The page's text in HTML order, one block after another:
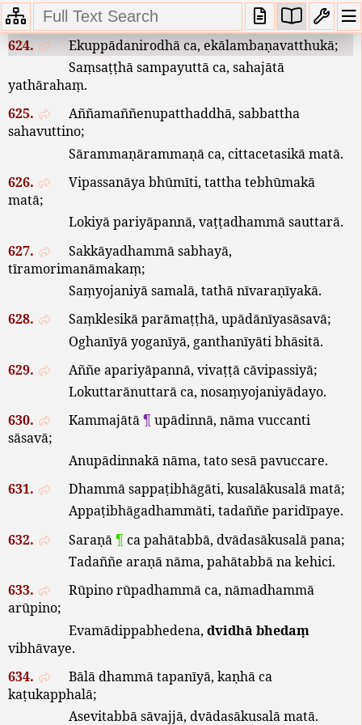
Ārammaṇāeva nālambanti hi kiñcipi
.
624.
Ekuppādanirodhāca, ekālambaṇavatthukā;
Saṃsaṭṭhāsampayuttāca, sahajātā
yathārahaṃ.
625.
Aññamaññenupatthaddhā, sabbattha
sahavuttino;
Sārammaṇārammaṇāca, cittacetasikāmatā.
626.
Vipassanāyabhūmīti, tatthatebhūmakā
matā;
Lokiyāpariyāpannā, vaṭṭadhammāsauttarā.
627.
Sakkāyadhammāsabhayā,
tīramorimanāmakaṃ;
Saṃyojaniyāsamalā, tathānīvaraṇīyakā.
628.
Saṃklesikāparāmaṭṭhā, upādānīyasāsavā;
Oghanīyāyoganīyā, ganthanīyātibhāsitā.
629.
Aññe apariyāpannā, vivaṭṭācāvipassiyā;
Lokuttarānuttarāca, nosaṃyojaniyādayo.
630.
Kammajātā¶upādinnā, nāmavuccanti
sāsavā;
Anupādinnakānāma, tatosesāpavuccare.
631.
Dhammāsappaṭibhāgāti, kusalākusalāmatā;
Appaṭibhāgadhammāti, tadaññe paridīpaye.
632.
Saraṇā¶capahātabbā, dvādasākusalāpana;
Tadaññe araṇānāma, pahātabbānakehici.
633.
Rūpinorūpadhammāca, nāmadhammā
arūpino;
Evamādippabhedena, dvidhā bhedaṃ
vibhāvaye.
634.
Bālādhammātapanīyā, kaṇhāca
kaṭukapphalā;
Asevitabbāsāvajjā, dvādasākusalāmatā.